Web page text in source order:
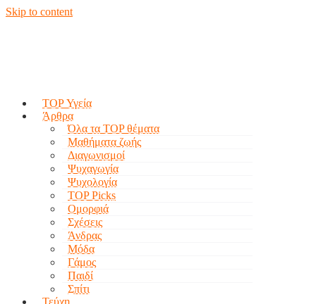
Skip to content
TOP Υγεία
Άρθρα
Όλα τα TOP θέματα
Μαθήματα ζωής
Διαγωνισμοί
Ψυχαγωγία
Ψυχολογία
TOP Picks
Ομορφιά
Σχέσεις
Άνδρας
Μόδα
Γάμος
Παιδί
Σπίτι
Τεύχη